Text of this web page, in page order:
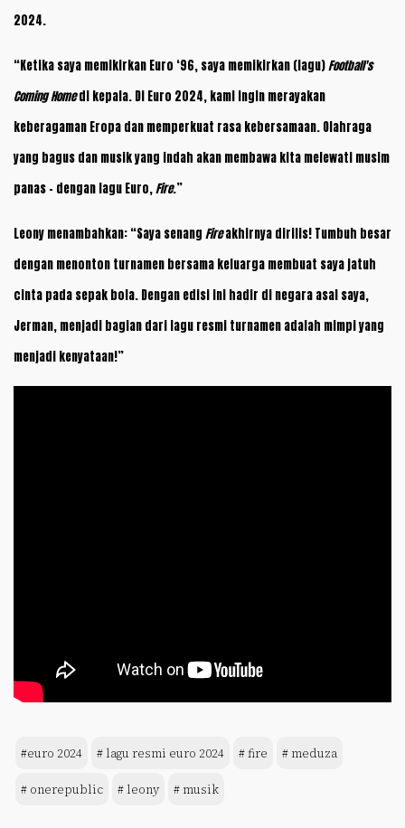
2024.
“Ketika saya memikirkan Euro ‘96, saya memikirkan (lagu)Football's
Coming Homedi kepala. Di Euro 2024, kami ingin merayakan
keberagaman Eropa dan memperkuat rasa kebersamaan. Olahraga
yang bagus dan musik yang indah akan membawa kita melewati musim
panas – dengan lagu Euro,Fire.”
Leony menambahkan: “Saya senang Fireakhirnya dirilis! Tumbuh besar
dengan menonton turnamen bersama keluarga membuat saya jatuh
cinta pada sepak bola. Dengan edisi ini hadir di negara asal saya,
Jerman, menjadi bagian dari lagu resmi turnamen adalah mimpi yang
menjadi kenyataan!”
#euro 2024 # lagu resmi euro 2024 # fire # meduza
# onerepublic # leony # musik